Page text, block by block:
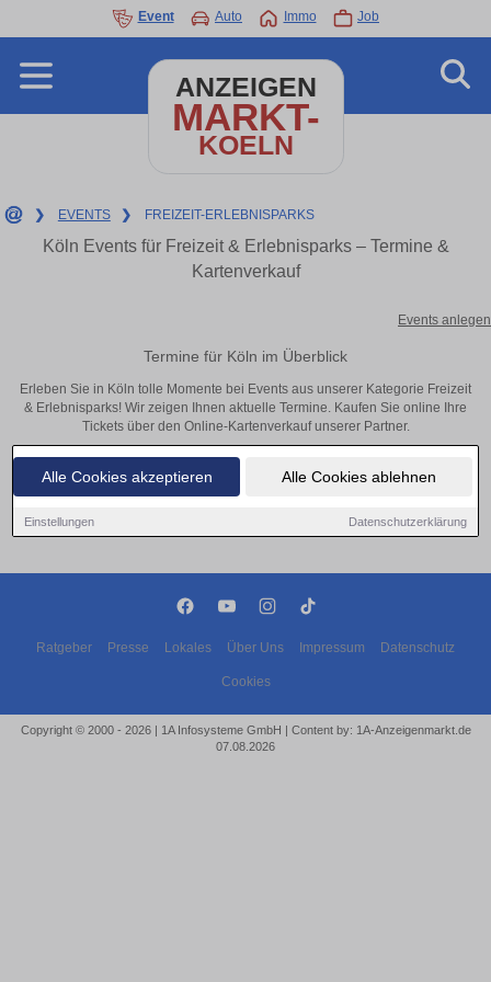
Alle Cookies akzeptieren Alle Cookies ablehnen
Einstellungen Datenschutzerklärung
Event Auto Immo Job
ANZEIGEN
MARKT-
KOELN
❯ EVENTS ❯ FREIZEIT-ERLEBNISPARKS
Köln Events für Freizeit & Erlebnisparks – Termine &
Kartenverkauf
Events anlegen
Termine für Köln im Überblick
Erleben Sie in Köln tolle Momente bei Events aus unserer Kategorie Freizeit
& Erlebnisparks! Wir zeigen Ihnen aktuelle Termine. Kaufen Sie online Ihre
Tickets über den Online-Kartenverkauf unserer Partner.
Keine Eventanzeigen gefunden!
Ratgeber Presse Lokales Über Uns Impressum Datenschutz
Cookies
Copyright © 2000 - 2026 | 1A Infosysteme GmbH | Content by: 1A-Anzeigenmarkt.de
07.08.2026